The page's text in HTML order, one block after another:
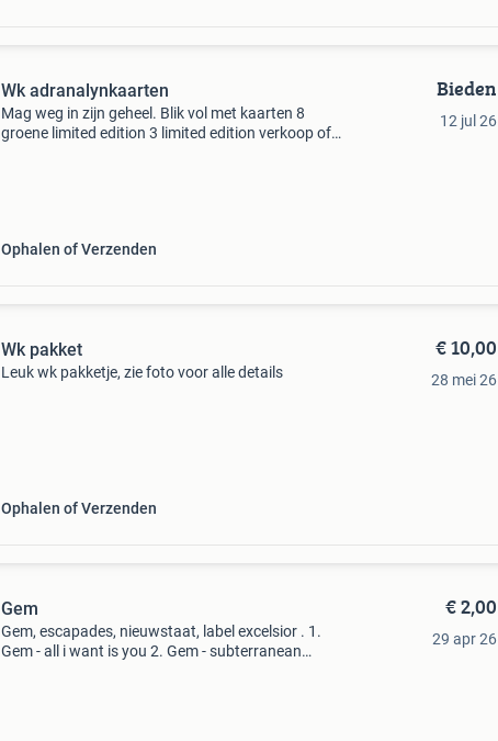
Wk adranalynkaarten
Mag weg in zijn geheel. Blik vol met kaarten 8
groene limited edition 3 limited edition verkoop of
Ophalen of Verzenden
Bieden
12 jul 26
Wk pakket
Leuk wk pakketje, zie foto voor alle details
Ophalen of Verzenden
€ 10,00
28 mei 26
Gem
Gem, escapades, nieuwstaat, label excelsior . 1.
Gem - all i want is you 2. Gem - subterranean
€ 2,00
29 apr 26